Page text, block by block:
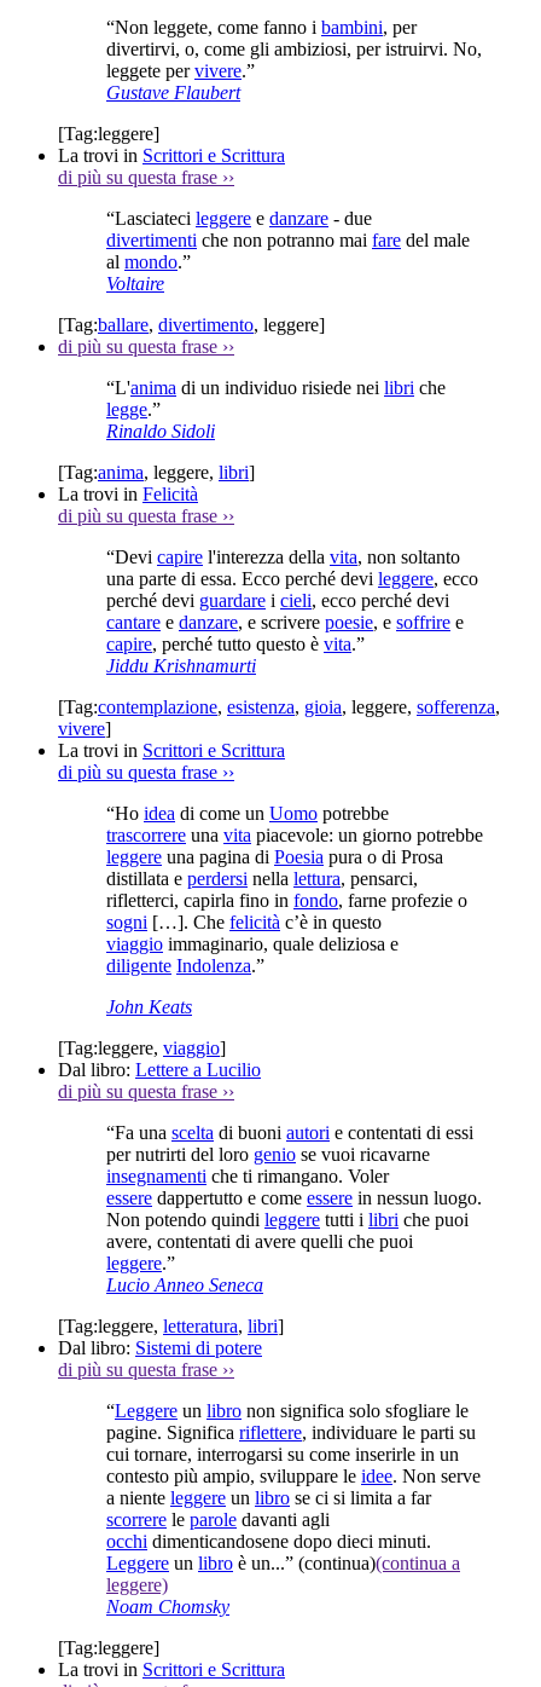
“Non leggete, come fanno i bambini, per
divertirvi, o, come gli ambiziosi, per istruirvi. No,
leggete pervivere.”
Gustave Flaubert
[Tag:leggere]
La trovi in Scrittori e Scrittura
di più su questa frase ››
“Lasciateci leggere e danzare - due
divertimenti che non potranno mai fare del male
al mondo.”
Voltaire
[Tag:ballare, divertimento, leggere]
di più su questa frase ››
“L'anima di un individuo risiede nei libri che
legge.”
Rinaldo Sidoli
[Tag:anima, leggere, libri]
La trovi in Felicità
di più su questa frase ››
“Devi capire l'interezza della vita, non soltanto
una parte di essa. Ecco perché devi leggere, ecco
perché devi guardare i cieli, ecco perché devi
cantare e danzare, e scrivere poesie, e soffrire e
capire, perché tutto questo è vita.”
Jiddu Krishnamurti
[Tag:contemplazione, esistenza, gioia, leggere, sofferenza,
vivere]
La trovi in Scrittori e Scrittura
di più su questa frase ››
“Ho idea di come un Uomo potrebbe
trascorrere una vita piacevole: un giorno potrebbe
leggere una pagina di Poesia pura o di Prosa
distillata e perdersi nella lettura, pensarci,
rifletterci, capirla fino in fondo, farne profezie o
sogni […]. Che felicità c’è in questo
viaggio immaginario, quale deliziosa e
diligente Indolenza.”
John Keats
[Tag:leggere, viaggio]
Dal libro: Lettere a Lucilio
di più su questa frase ››
“Fa una scelta di buoni autori e contentati di essi
per nutrirti del loro genio se vuoi ricavarne
insegnamenti che ti rimangano. Voler
essere dappertutto e come essere in nessun luogo.
Non potendo quindi leggere tutti i libri che puoi
avere, contentati di avere quelli che puoi
leggere.”
Lucio Anneo Seneca
[Tag:leggere, letteratura, libri]
Dal libro: Sistemi di potere
di più su questa frase ››
“Leggere un libro non significa solo sfogliare le
pagine. Significa riflettere, individuare le parti su
cui tornare, interrogarsi su come inserirle in un
contesto più ampio, sviluppare le idee. Non serve
a niente leggere un libro se ci si limita a far
scorrere le parole davanti agli
occhi dimenticandosene dopo dieci minuti.
Leggere un libro è un...” (continua)(continua a
leggere)
Noam Chomsky
[Tag:leggere]
La trovi in Scrittori e Scrittura